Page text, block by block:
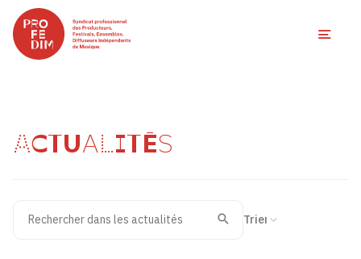
ACTUALITÉS
Recherche
Valider